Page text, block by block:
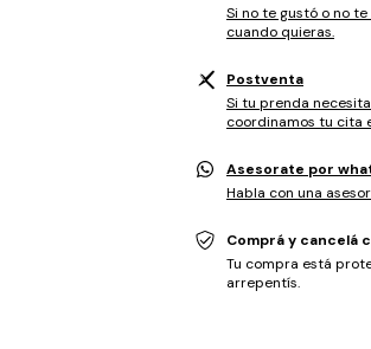
Si no te gustó o no
cuando quieras.
Postventa
Si tu prenda
coordinamos tu cita
Asesorate por
Habla con una
Comprá y cancelá
Tu compra está
arrepentís.